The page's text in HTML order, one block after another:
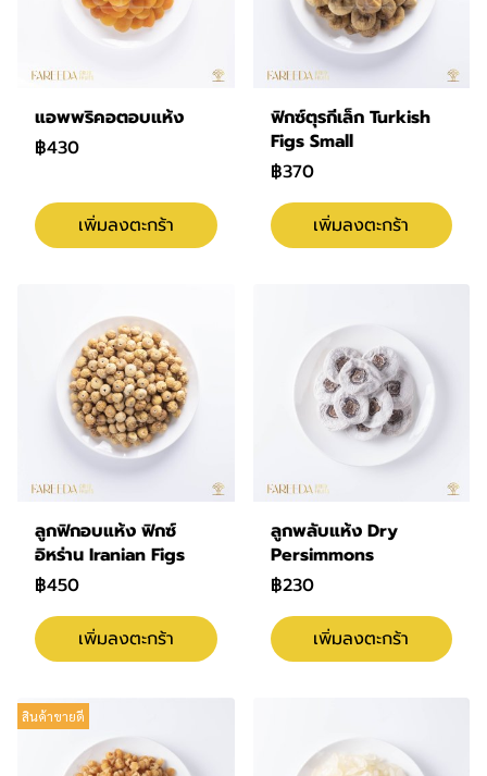
แอพพริคอตอบแห้ง
฿430
เพิ่มลงตะกร้า
ฟิกซ์ตุรกีเล็ก Turkish
Figs Small
฿370
เพิ่มลงตะกร้า
ลูกฟิกอบแห้ง ฟิกซ์
อิหร่าน Iranian Figs
฿450
เพิ่มลงตะกร้า
ลูกพลับแห้ง Dry
Persimmons
฿230
เพิ่มลงตะกร้า
สินค้าขายดี